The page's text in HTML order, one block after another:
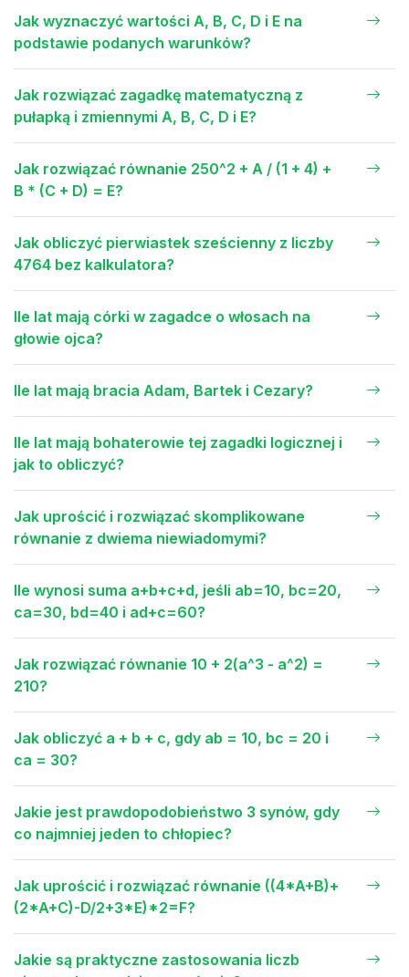
Jak wyznaczyć wartości A, B, C, D i E na
podstawie podanych warunków?
Jak rozwiązać zagadkę matematyczną z
pułapką i zmiennymi A, B, C, D i E?
Jak rozwiązać równanie 250^2 + A / (1 + 4) +
B * (C + D) = E?
Jak obliczyć pierwiastek sześcienny z liczby
4764 bez kalkulatora?
Ile lat mają córki w zagadce o włosach na
głowie ojca?
Ile lat mają bracia Adam, Bartek i Cezary?
Ile lat mają bohaterowie tej zagadki logicznej i
jak to obliczyć?
Jak uprościć i rozwiązać skomplikowane
równanie z dwiema niewiadomymi?
Ile wynosi suma a+b+c+d, jeśli ab=10, bc=20,
ca=30, bd=40 i ad+c=60?
Jak rozwiązać równanie 10 + 2(a^3 - a^2) =
210?
Jak obliczyć a + b + c, gdy ab = 10, bc = 20 i
ca = 30?
Jakie jest prawdopodobieństwo 3 synów, gdy
co najmniej jeden to chłopiec?
Jak uprościć i rozwiązać równanie ((4*A+B)+
(2*A+C)-D/2+3*E)*2=F?
Jakie są praktyczne zastosowania liczb